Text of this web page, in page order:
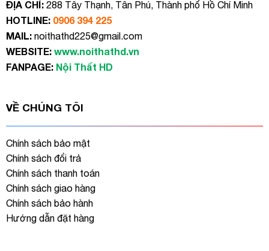
ĐỊA CHỈ:288 Tây Thạnh, Tân Phú, Thành phố Hồ Chí Minh
HOTLINE: 0906 394 225
MAIL:noithathd225@gmail.com
WEBSITE: www.noithathd.vn
FANPAGE: Nội Thất HD
VỀ CHÚNG TÔI
Chính sách bảo mật
Chính sách đổi trả
Chính sách thanh toán
Chính sách giao hàng
Chính sách bảo hành
Hướng dẫn đặt hàng